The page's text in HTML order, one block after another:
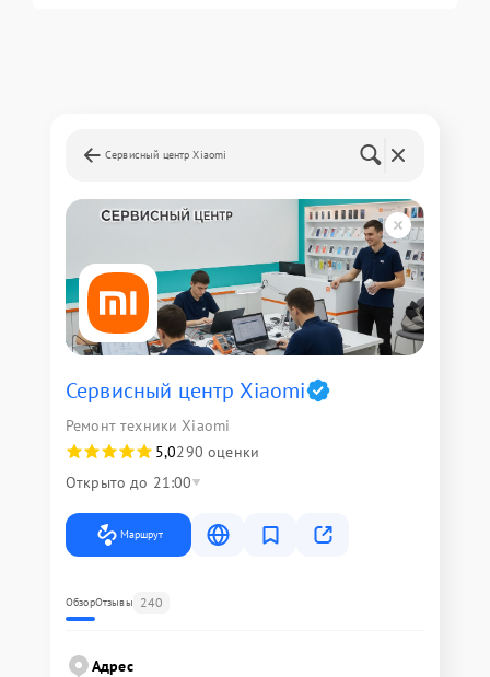
Сервисный центр Xiaomi
Сервисный центр Xiaomi
Ремонт техники Xiaomi
5,0290 оценки
Открыто до 21:00
Маршрут
ОбзорОтзывы 240
Адрес